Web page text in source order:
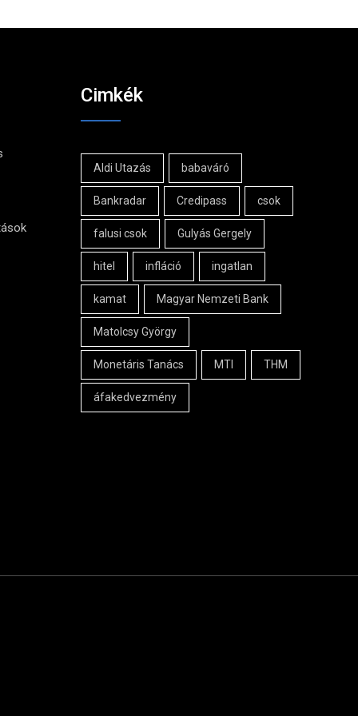
Cimkék
Aldi Utazás babaváró
Bankradar Credipass csok
falusi csok Gulyás Gergely
hitel infláció ingatlan
kamat Magyar Nemzeti Bank
Matolcsy György
Monetáris Tanács MTI THM
áfakedvezmény